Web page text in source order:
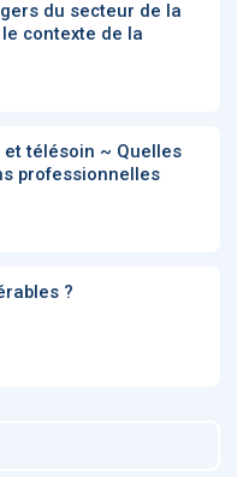
du secteur de la
contexte de la
télésoin ~ Quelles
professionnelles
?